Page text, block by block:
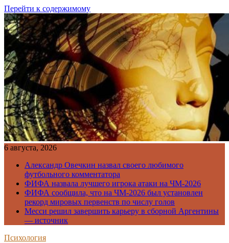
Перейти к содержимому
6 августа, 2026
Александр Овечкин назвал своего любимого
футбольного комментатора
ФИФА назвала лучшего игрока атаки на ЧМ-2026
ФИФА сообщила, что на ЧМ-2026 был установлен
рекорд мировых первенств по числу голов
Месси решил завершить карьеру в сборной Аргентины
— источник
Психология